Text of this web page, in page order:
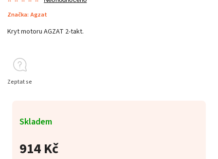
Značka: Agzat
914 Kč
Skladem
Kryt motoru AGZAT 2-takt.
Zeptat se